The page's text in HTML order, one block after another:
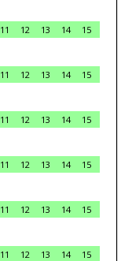
11 12 13 14
15
11 12 13 14
15
11 12 13 14
15
11 12 13 14
15
11 12 13 14
15
11 12 13 14
15